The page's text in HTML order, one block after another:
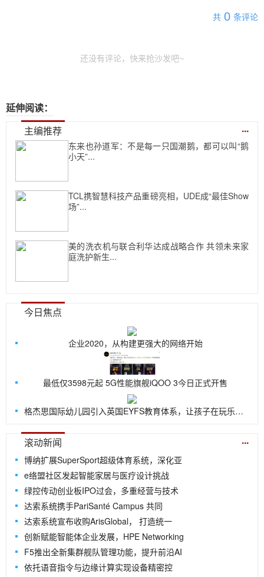
共 0 条评论
还没有评论，快来抢沙发吧~
延伸阅读：
主编推荐
...
东来也孙道军：不是每一只国潮鹅，都可以叫“鹅
小天”...
TCL携智慧科技产品重磅亮相，UDE成“最佳Show
场”...
美的洗衣机与联合利华达成战略合作 共领未来家
庭洗护新生...
今日焦点
企业2020，从构建更强大的网络开始
最低仅3598元起 5G性能旗舰iQOO 3今日正式开售
格杰思国际幼儿园引入英国EYFS教育体系，让孩子在玩乐中探索世界
滚动新闻 ...
博纳扩展SuperSport超级体育系统，深化亚
e络盟社区发起智能家居与医疗设计挑战
绿控传动创业板IPO过会，多重经营与技术
达索系统携手PariSanté Campus 共同
达索系统宣布收购ArisGlobal， 打造统一
创新赋能智能体企业发展，HPE Networking
F5推出全新集群舰队管理功能，提升前沿AI
依托语音指令与边缘计算实现设备精密控